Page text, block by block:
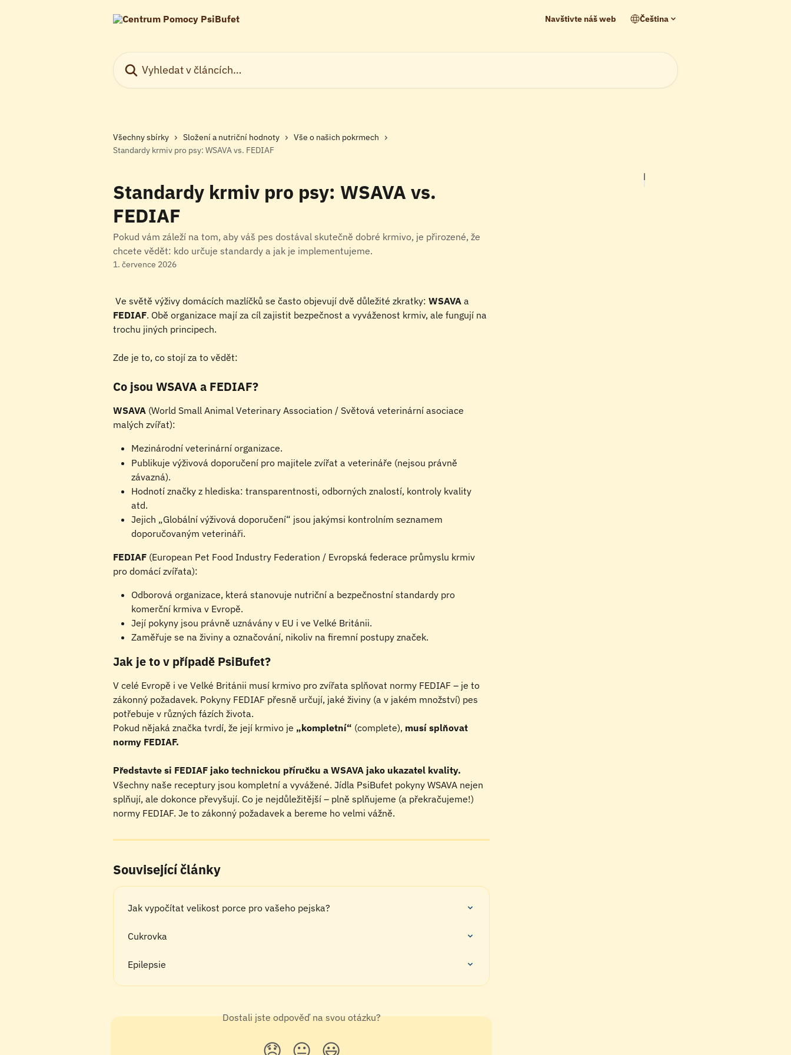
Navštivte náš web Čeština
Všechny sbírky Složení a nutriční hodnoty
Vše o našich pokrmech
Standardy krmiv pro psy: WSAVA vs. FEDIAF
Standardy krmiv pro psy: WSAVA vs.
FEDIAF
Pokud vám záleží na tom, aby váš pes dostával skutečně dobré krmivo, je přirozené, že
chcete vědět: kdo určuje standardy a jak je implementujeme.
1. července 2026
Ve světě výživy domácích mazlíčků se často objevují dvě důležité zkratky: WSAVA a
FEDIAF. Obě organizace mají za cíl zajistit bezpečnost a vyváženost krmiv, ale fungují na
trochu jiných principech.
Zde je to, co stojí za to vědět:
Co jsou WSAVA a FEDIAF?
WSAVA (World Small Animal Veterinary Association / Světová veterinární asociace
malých zvířat):
Mezinárodní veterinární organizace.
Publikuje výživová doporučení pro majitele zvířat a veterináře (nejsou právně
závazná).
Hodnotí značky z hlediska: transparentnosti, odborných znalostí, kontroly kvality
atd.
Jejich „Globální výživová doporučení“ jsou jakýmsi kontrolním seznamem
doporučovaným veterináři.
FEDIAF (European Pet Food Industry Federation / Evropská federace průmyslu krmiv
pro domácí zvířata):
Odborová organizace, která stanovuje nutriční a bezpečnostní standardy pro
komerční krmiva v Evropě.
Její pokyny jsou právně uznávány v EU i ve Velké Británii.
Zaměřuje se na živiny a označování, nikoliv na firemní postupy značek.
Jak je to v případě PsiBufet?
V celé Evropě i ve Velké Británii musí krmivo pro zvířata splňovat normy FEDIAF – je to
zákonný požadavek. Pokyny FEDIAF přesně určují, jaké živiny (a v jakém množství) pes
potřebuje v různých fázích života.
Pokud nějaká značka tvrdí, že její krmivo je „kompletní“ (complete), musí splňovat
normy FEDIAF.
Představte si FEDIAF jako technickou příručku a WSAVA jako ukazatel kvality.
Všechny naše receptury jsou kompletní a vyvážené. Jídla PsiBufet pokyny WSAVA nejen
splňují, ale dokonce převyšují. Co je nejdůležitější – plně splňujeme (a překračujeme!)
normy FEDIAF. Je to zákonný požadavek a bereme ho velmi vážně.
Související články
Jak vypočítat velikost porce pro vašeho pejska?
Cukrovka
Epilepsie
Dostali jste odpověď na svou otázku?